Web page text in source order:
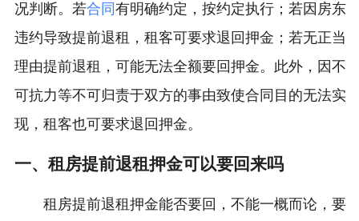
况判断。若合同 有明确约定，按约定执行；若因房东
违约导致提前退租，租客可要求退回押金；若无正当
理由提前退租，可能无法全额要回押金。此外，因不
可抗力等不可归责于双方的事由致使合同目的无法实
现，租客也可要求退回押金。
一、租房提前退租押金可以要回来吗
租房提前退租押金能否要回，不能一概而论，要